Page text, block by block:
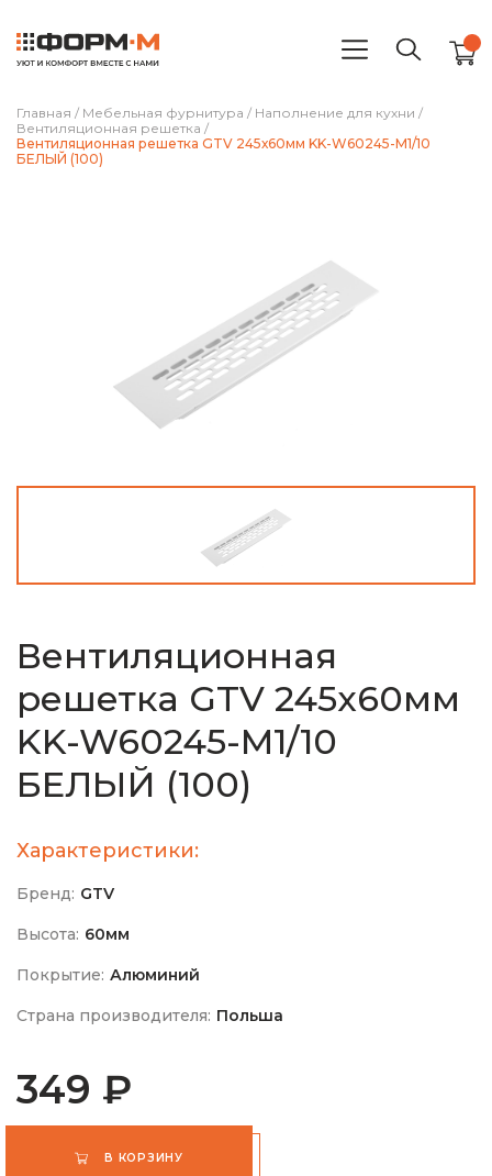
Главная / Мебельная фурнитура / Наполнение для кухни /
Вентиляционная решетка /
Вентиляционная решетка GTV 245х60мм KK-W60245-M1/10
БЕЛЫЙ (100)
Вентиляционная
решетка GTV 245х60мм
KK-W60245-M1/10
БЕЛЫЙ (100)
Характеристики:
Бренд: GTV
Высота: 60мм
Покрытие: Алюминий
Страна производителя: Польша
349 ₽
В КОРЗИНУ